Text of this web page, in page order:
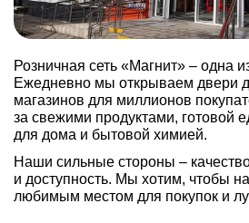
Розничная сеть «Магнит» – одна
Ежедневно мы открываем двери
магазинов для миллионов
за свежими продуктами, готовой
для дома и бытовой химией.
Наши сильные стороны –
и доступность. Мы хотим, чтобы
любимым местом для покупок и